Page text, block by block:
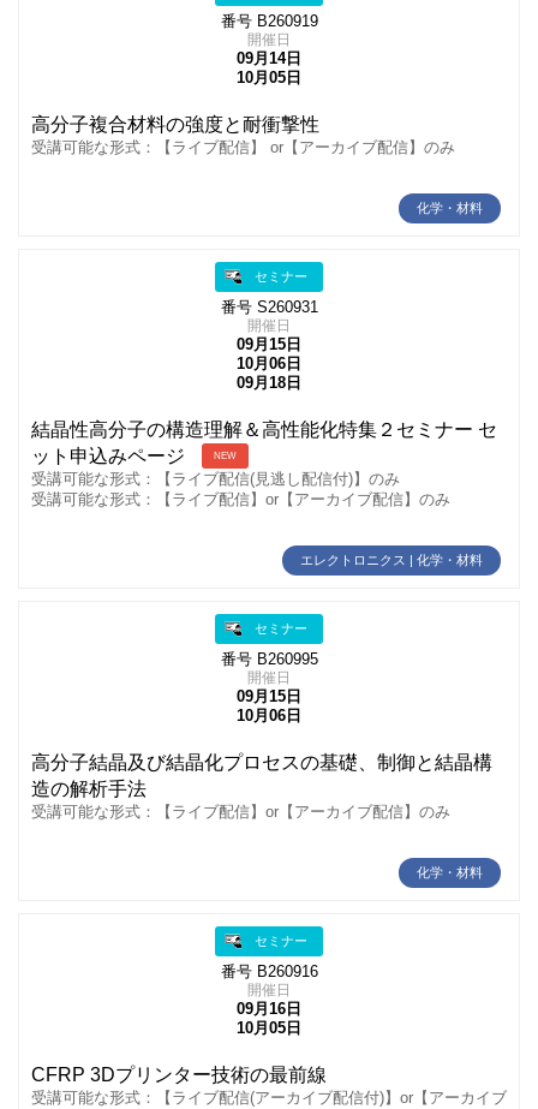
番号 B260919
開催日
09月14日
10月05日
高分子複合材料の強度と耐衝撃性
受講可能な形式：【ライブ配信】 or【アーカイブ配信】のみ
化学・材料
セミナー
番号 S260931
開催日
09月15日
10月06日
09月18日
結晶性高分子の構造理解＆高性能化特集２セミナー セ
ット申込みページ
NEW
受講可能な形式：【ライブ配信(見逃し配信付)】のみ
受講可能な形式：【ライブ配信】or【アーカイブ配信】のみ
エレクトロニクス | 化学・材料
セミナー
番号 B260995
開催日
09月15日
10月06日
高分子結晶及び結晶化プロセスの基礎、制御と結晶構
造の解析手法
受講可能な形式：【ライブ配信】or【アーカイブ配信】のみ
化学・材料
セミナー
番号 B260916
開催日
09月16日
10月05日
CFRP 3Dプリンター技術の最前線
受講可能な形式：【ライブ配信(アーカイブ配信付)】or【アーカイブ